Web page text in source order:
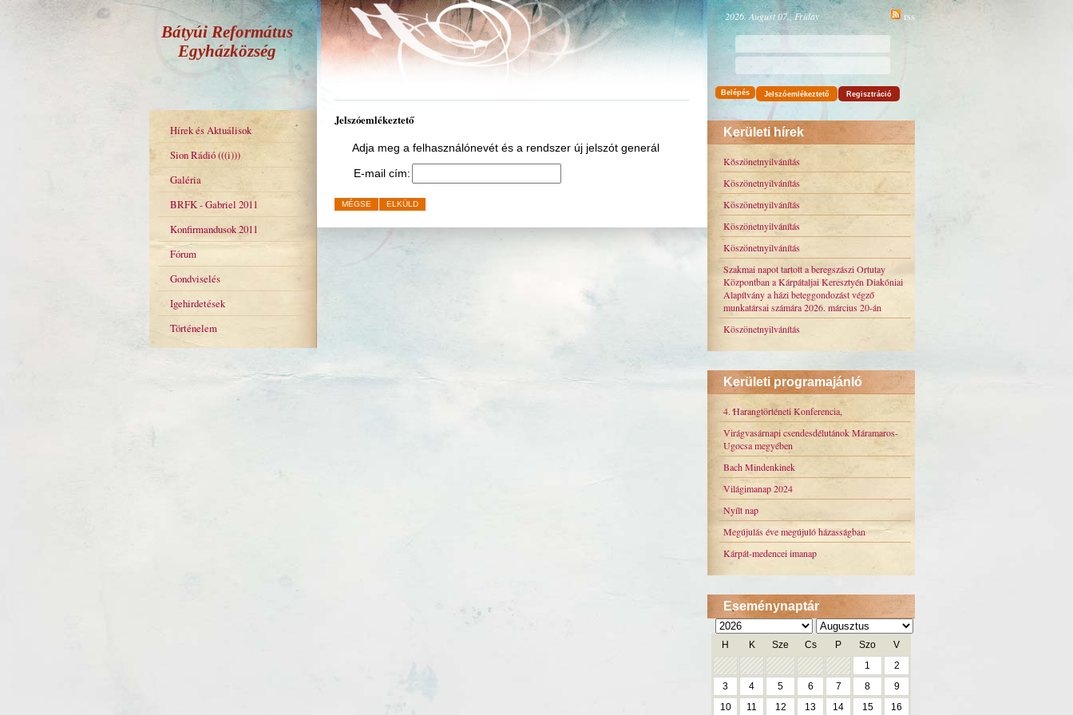
Bátyúi Református
Egyházközség
Hírek és Aktuálisok
Sion Rádió (((i)))
Galéria
BRFK - Gabriel 2011
Konfirmandusok 2011
Fórum
Gondviselés
Igehirdetések
Történelem
Jelszóemlékeztető
Adja meg a felhasználónevét és a rendszer új jelszót generál
E-mail cím:
MÉGSE ELKÜLD
rss
2026. August 07., Friday
Belépés Jelszóemlékeztető Regisztráció
Kerületi hírek
Köszönetnyilvánítás
Köszönetnyilvánítás
Köszönetnyilvánítás
Köszönetnyilvánítás
Köszönetnyilvánítás
Szakmai napot tartott a beregszászi Ortutay
Központban a Kárpátaljai Keresztyén Diakóniai
Alapítvány a házi beteggondozást végző
munkatársai számára 2026. március 20-án
Köszönetnyilvánítás
Kerületi programajánló
4. Harangtörténeti Konferencia,
Virágvasárnapi csendesdélutánok Máramaros-
Ugocsa megyében
Bach Mindenkinek
Világimanap 2024
Nyílt nap
Megújulás éve megújuló házasságban
Kárpát-medencei imanap
Eseménynaptár
H K Sze Cs P Szo
V
1
2
3
4 5 6 7 8
9
10
11 12 13 14 15 16